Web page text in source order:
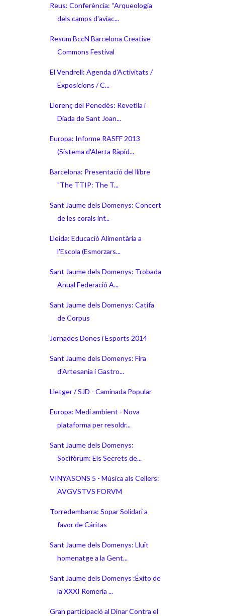
Reus: Conferència: “Arqueologia
dels camps d'aviac...
Resum BccN Barcelona Creative
Commons Festival
El Vendrell: Agenda d'Activitats /
Exposicions / C...
Llorenç del Penedès: Revetlla i
Diada de Sant Joan...
Europa: Informe RASFF 2013
(Sistema d'Alerta Ràpid...
Barcelona: Presentació del llibre
"The TTIP: The T...
Sant Jaume dels Domenys: Concert
de les corals inf...
Lleida: Educació Alimentària a
l'Escola (Esmorzars...
Sant Jaume dels Domenys: Trobada
Anual Federació A...
Sant Jaume dels Domenys: Catifa
de Corpus
Jornades Dones i Esports 2014
Sant Jaume dels Domenys: Fira
d'Artesania i Gastro...
Lletger / SJD - Caminada Popular
Europa: Medi ambient - Nova
plataforma per resoldr...
Sant Jaume dels Domenys:
Socifòrum: Els Secrets de...
VINYASONS 5 - Música als Cellers:
AVGVSTVS FORVM
Torredembarra: Sopar Solidari a
favor de Cáritas
Sant Jaume dels Domenys: Lluït
homenatge a la Gent...
Sant Jaume dels Domenys :Éxito de
la XXXI Romería ...
Gran participació al Dinar Contra el